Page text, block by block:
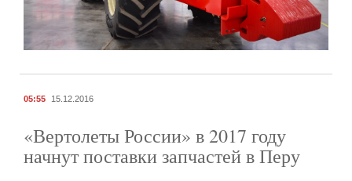
05:55 15.12.2016
«Вертолеты России» в 2017 году
начнут поставки запчастей в Перу